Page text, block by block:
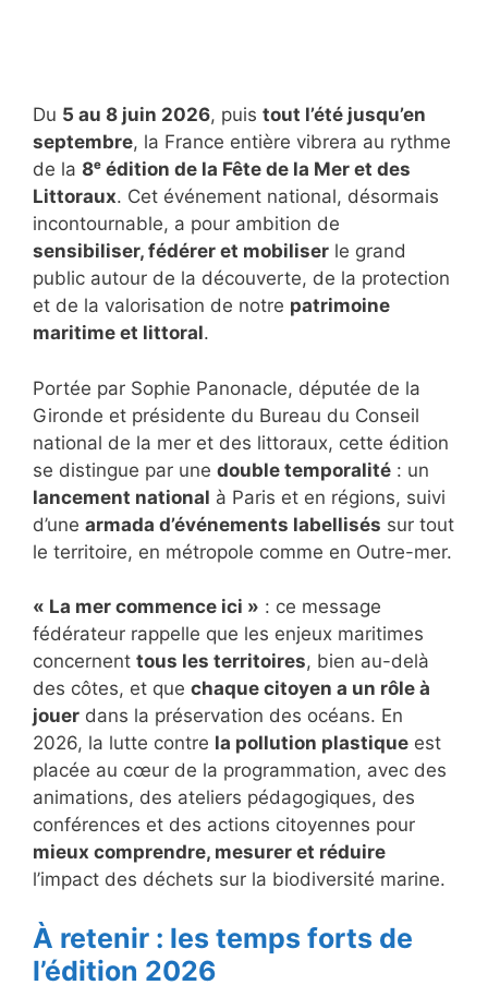
Du 5 au 8 juin 2026, puis tout l’été jusqu’en
septembre, la France entière vibrera au rythme
de la 8ᵉ édition de la Fête de la Mer et des
Littoraux. Cet événement national, désormais
incontournable, a pour ambition de
sensibiliser, fédérer et mobiliser le grand
public autour de la découverte, de la protection
et de la valorisation de notre patrimoine
maritime et littoral.
Portée par Sophie Panonacle, députée de la
Gironde et présidente du Bureau du Conseil
national de la mer et des littoraux, cette édition
se distingue par une double temporalité : un
lancement national à Paris et en régions, suivi
d’une armada d’événements labellisés sur tout
le territoire, en métropole comme en Outre-mer.
« La mer commence ici » : ce message
fédérateur rappelle que les enjeux maritimes
concernent tous les territoires, bien au-delà
des côtes, et que chaque citoyen a un rôle à
jouer dans la préservation des océans. En
2026, la lutte contre la pollution plastique est
placée au cœur de la programmation, avec des
animations, des ateliers pédagogiques, des
conférences et des actions citoyennes pour
mieux comprendre, mesurer et réduire
l’impact des déchets sur la biodiversité marine.
À retenir : les temps forts de
l’édition 2026